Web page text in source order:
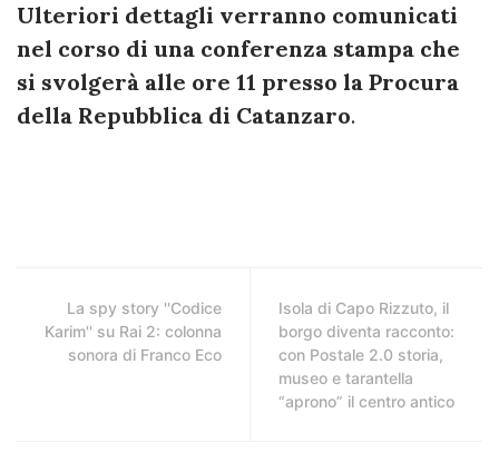
Ulteriori dettagli verranno comunicati
nel corso di una conferenza stampa che
si svolgerà alle ore 11 presso la Procura
della Repubblica di Catanzaro.
La spy story ''Codice
Karim'' su Rai 2: colonna
sonora di Franco Eco
Isola di Capo Rizzuto, il
borgo diventa racconto:
con Postale 2.0 storia,
museo e tarantella
“aprono” il centro antico